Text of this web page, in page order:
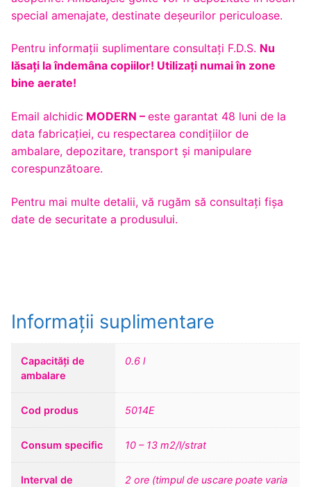
special amenajate, destinate deşeurilor periculoase.
Pentru informaţii suplimentare consultaţi F.D.S. Nu
lăsaţi la îndemâna copiilor! Utilizaţi numai în zone
bine aerate!
Email alchidic MODERN – este garantat 48 luni de la
data fabricației, cu respectarea condițiilor de
ambalare, depozitare, transport și manipulare
corespunzătoare.
Pentru mai multe detalii, vă rugăm să consultaţi fişa
date de securitate a produsului.
Informații suplimentare
Capacități de
ambalare
0.6 l
Cod produs 5014E
Consum specific 10 – 13 m2/l/strat
Interval de
2 ore (timpul de uscare poate varia